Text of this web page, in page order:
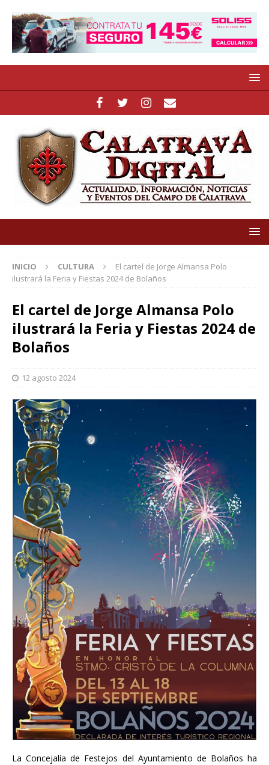
INICIO CULTURA
El cartel de Jorge Almansa Polo
ilustrará la Feria y Fiestas 2024 de Bolaños
El cartel de Jorge Almansa Polo
ilustrará la Feria y Fiestas 2024 de
Bolaños
12 agosto 2024
La Concejalía de Festejos del Ayuntamiento de Bolaños ha